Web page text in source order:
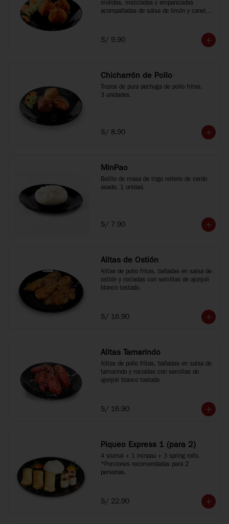
molidas, mezcladas y empanizadas
acompañadas de salsa de limón y canela
S/ 9.90
Chicharrón de Pollo
Trozos de pura pechuga de pollo fritas.
3 unidades.
S/ 8.90
MinPao
Bolillo de masa de trigo relleno de cerdo
asado, 1 unidad.
S/ 7.90
Alitas de Ostión
Alitas de pollo fritas, bañadas en salsa de
ostión y rociadas con semillas de ajonjoli
blanco tostado.
S/ 16.90
Alitas Tamarindo
Alitas de pollo fritas, bañadas en salsa de
tamarindo y rociadas con semillas de
ajonjoli blanco tostado
S/ 16.90
Piqueo Express 1 (para 2)
4 siumai + 1 minpau + 3 spring rolls.
*Porciones recomendadas para 2
personas.
S/ 22.90